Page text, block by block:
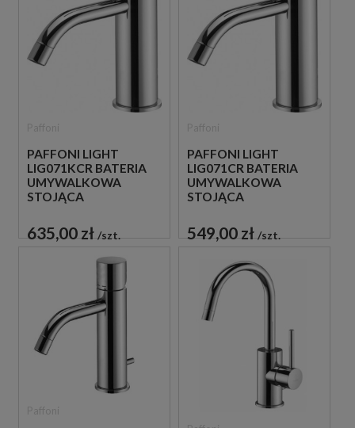
PAFFONI LIGHT
LIG071KCR BATERIA
UMYWALKOWA
STOJĄCA
CHROM
635,00 zł szt.
PAFFONI LIGHT
LIG071CR BATERIA
UMYWALKOWA
STOJĄCA
CHROM
549,00 zł szt.